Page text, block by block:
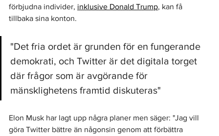
förbjudna individer, inklusive Donald Trump, kan få
tillbaka sina konton.
"Det fria ordet är grunden för en fungerande
demokrati, och Twitter är det digitala torget
där frågor som är avgörande för
mänsklighetens framtid diskuteras"
Elon Musk har lagt upp några planer men säger: "Jag vill
göra Twitter bättre än någonsin genom att förbättra